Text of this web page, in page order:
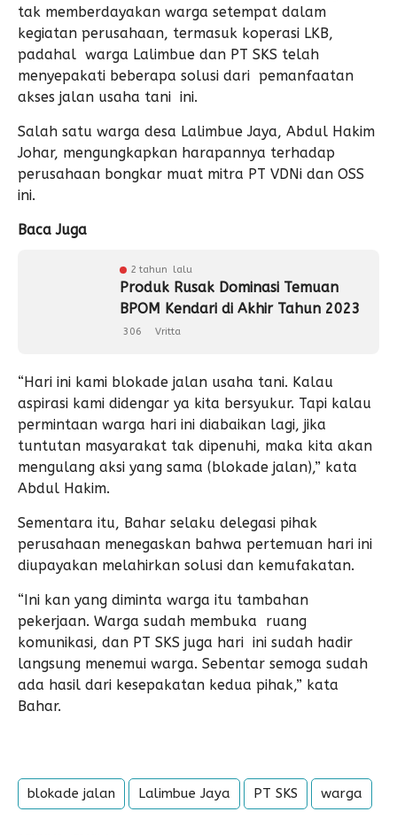
tak memberdayakan warga setempat dalam
kegiatan perusahaan, termasuk koperasi LKB,
padahal warga Lalimbue dan PT SKS telah
menyepakati beberapa solusi dari pemanfaatan
akses jalan usaha tani ini.
Salah satu warga desa Lalimbue Jaya, Abdul Hakim
Johar, mengungkapkan harapannya terhadap
perusahaan bongkar muat mitra PT VDNi dan OSS
ini.
Baca Juga
2 tahun lalu
Produk Rusak Dominasi Temuan
BPOM Kendari di Akhir Tahun 2023
306 Vritta
“Hari ini kami blokade jalan usaha tani. Kalau
aspirasi kami didengar ya kita bersyukur. Tapi kalau
permintaan warga hari ini diabaikan lagi, jika
tuntutan masyarakat tak dipenuhi, maka kita akan
mengulang aksi yang sama (blokade jalan),” kata
Abdul Hakim.
Sementara itu, Bahar selaku delegasi pihak
perusahaan menegaskan bahwa pertemuan hari ini
diupayakan melahirkan solusi dan kemufakatan.
“Ini kan yang diminta warga itu tambahan
pekerjaan. Warga sudah membuka ruang
komunikasi, dan PT SKS juga hari ini sudah hadir
langsung menemui warga. Sebentar semoga sudah
ada hasil dari kesepakatan kedua pihak,” kata
Bahar.
blokade jalan Lalimbue Jaya PT SKS warga